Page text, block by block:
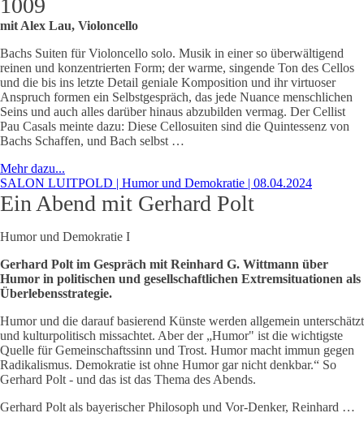
1009
mit Alex Lau, Violoncello
Bachs Suiten für Violoncello solo. Musik in einer so überwältigend
reinen und konzentrierten Form; der warme, singende Ton des Cellos
und die bis ins letzte Detail geniale Komposition und ihr virtuoser
Anspruch formen ein Selbstgespräch, das jede Nuance menschlichen
Seins und auch alles darüber hinaus abzubilden vermag. Der Cellist
Pau Casals meinte dazu: Diese Cellosuiten sind die Quintessenz von
Bachs Schaffen, und Bach selbst …
Mehr dazu...
SALON LUITPOLD | Humor und Demokratie | 08.04.2024
Ein Abend mit Gerhard Polt
Humor und Demokratie I
Gerhard Polt im Gespräch mit Reinhard G. Wittmann über
Humor in politischen und gesellschaftlichen Extremsituationen als
Überlebensstrategie.
Humor und die darauf basierend Künste werden allgemein unterschätzt
und kulturpolitisch missachtet. Aber der „Humor" ist die wichtigste
Quelle für Gemeinschaftssinn und Trost. Humor macht immun gegen
Radikalismus. Demokratie ist ohne Humor gar nicht denkbar.“ So
Gerhard Polt - und das ist das Thema des Abends.
Gerhard Polt als bayerischer Philosoph und Vor-Denker, Reinhard …